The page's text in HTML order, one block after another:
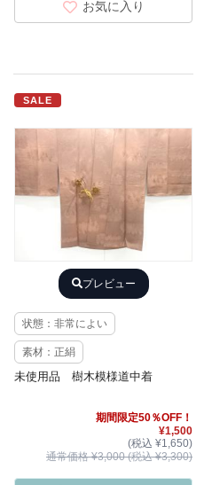
お気に入り
SALE
プレビュー
状態：非常によい
素材：正絹
未使用品 樹木模様道中着
期間限定50％OFF！
¥1,500
(税込 ¥1,650)
通常価格 ¥3,000 (税込 ¥3,300)